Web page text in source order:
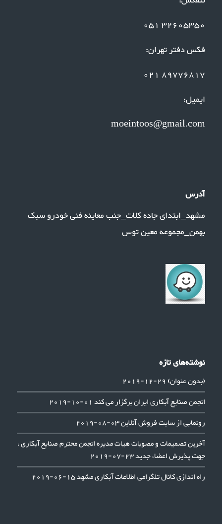
32605350 051
فکس دفتر تهران:
89776817 021
ایمیل:
moeintoos@gmail.com
آدرس
مشهد_ابتدای جاده کلات_جنب معاینه فنی خودرو سبک
بهمن_مجموعه معین توس
نوشته‌های تازه
(بدون عنوان) 29-12-2019
انجمن صنایع آبکاری ایران برگزار می کند 01-10-2019
رونمایی از سایت فروش آنلاین03-08-2019
آخرین تصمیمات و مصوبات هیات مدیره انجمن محترم صنایع آبکاری ،
جهت پذیرش اعضاء جدید23-07-2019
راه اندازی کانال تلگرامی اطلاعات آبکاری مشهد15-06-2019